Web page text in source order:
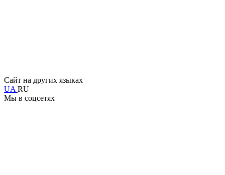
Сайт на других языках
UA RU
Мы в соцсетях